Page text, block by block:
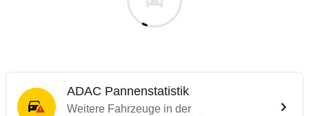
ADAC Pannenstatistik
Weitere Fahrzeuge in der